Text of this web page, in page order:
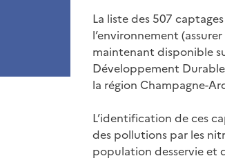
La liste des 507
l’environnement
maintenant disponible
Développement
la région Champagne-
L’identification de ces
des pollutions par les
population desservie et